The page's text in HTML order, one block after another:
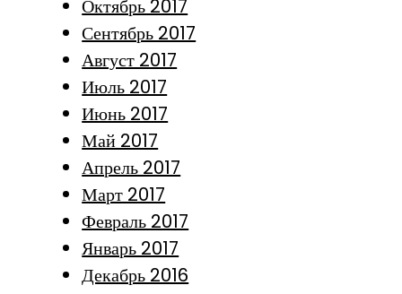
Октябрь 2017
Сентябрь 2017
Август 2017
Июль 2017
Июнь 2017
Май 2017
Апрель 2017
Март 2017
Февраль 2017
Январь 2017
Декабрь 2016